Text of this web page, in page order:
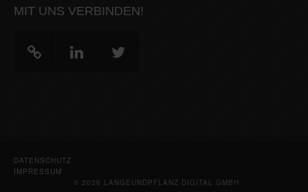
MIT UNS VERBINDEN!
DATENSCHUTZ
IMPRESSUM
© 2026 LANGEUNDPFLANZ DIGITAL GMBH